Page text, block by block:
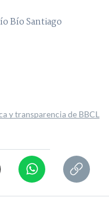
Bío Santiago
y transparencia de BBCL